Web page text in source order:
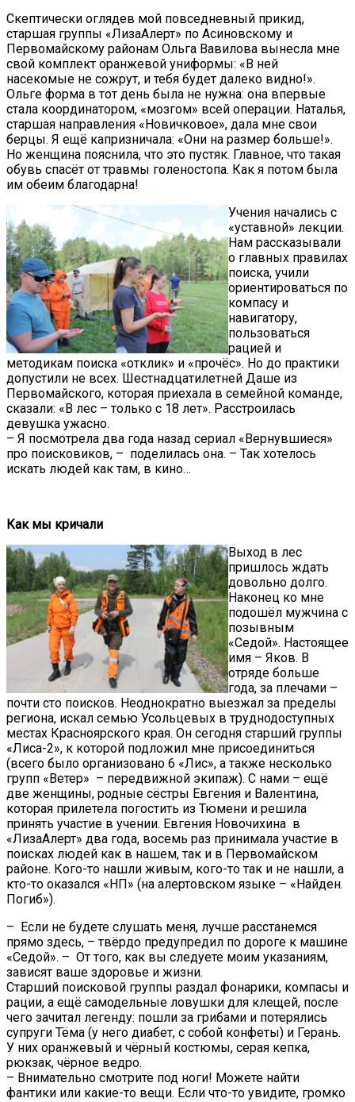
Скептически оглядев мой повседневный прикид,
старшая группы «ЛизаАлерт» по Асиновскому и
Первомайскому районам Ольга Вавилова вынесла мне
свой комплект оранжевой униформы: «В ней
насекомые не сожрут, и тебя будет далеко видно!».
Ольге форма в тот день была не нужна: она впервые
стала координатором, «мозгом» всей операции. Наталья,
старшая направления «Новичковое», дала мне свои
берцы. Я ещё капризничала: «Они на размер больше!».
Но женщина пояснила, что это пустяк. Главное, что такая
обувь спасёт от травмы голеностопа. Как я потом была
им обеим благодарна!
Учения начались с
«уставной» лекции.
Нам рассказывали
о главных правилах
поиска, учили
ориентироваться по
компасу и
навигатору,
пользоваться
рацией и
методикам поиска «отклик» и «прочёс». Но до практики
допустили не всех. Шестнадцатилетней Даше из
Первомайского, которая приехала в семейной команде,
сказали: «В лес – только с 18 лет». Расстроилась
девушка ужасно.
– Я посмотрела два года назад сериал «Вернувшиеся»
про поисковиков, – поделилась она. – Так хотелось
искать людей как там, в кино…
Как мы кричали
Выход в лес
пришлось ждать
довольно долго.
Наконец ко мне
подошёл мужчина с
позывным
«Седой». Настоящее
имя – Яков. В
отряде больше
года, за плечами –
почти сто поисков. Неоднократно выезжал за пределы
региона, искал семью Усольцевых в труднодоступных
местах Красноярского края. Он сегодня старший группы
«Лиса-2», к которой подложил мне присоединиться
(всего было организовано 6 «Лис», а также несколько
групп «Ветер» – передвижной экипаж). С нами – ещё
две женщины, родные сёстры Евгения и Валентина,
которая прилетела погостить из Тюмени и решила
принять участие в учении. Евгения Новочихина в
«ЛизаАлерт» два года, восемь раз принимала участие в
поисках людей как в нашем, так и в Первомайском
районе. Кого-то нашли живым, кого-то так и не нашли, а
кто-то оказался «НП» (на алертовском языке – «Найден.
Погиб»).
– Если не будете слушать меня, лучше расстанемся
прямо здесь, – твёрдо предупредил по дороге к машине
«Седой». – От того, как вы следуете моим указаниям,
зависят ваше здоровье и жизни.
Старший поисковой группы раздал фонарики, компасы и
рации, а ещё самодельные ловушки для клещей, после
чего зачитал легенду: пошли за грибами и потерялись
супруги Тёма (у него диабет, с собой конфеты) и Герань.
У них оранжевый и чёрный костюмы, серая кепка,
рюкзак, чёрное ведро.
– Внимательно смотрите под ноги! Можете найти
фантики или какие-то вещи. Если что-то увидите, громко